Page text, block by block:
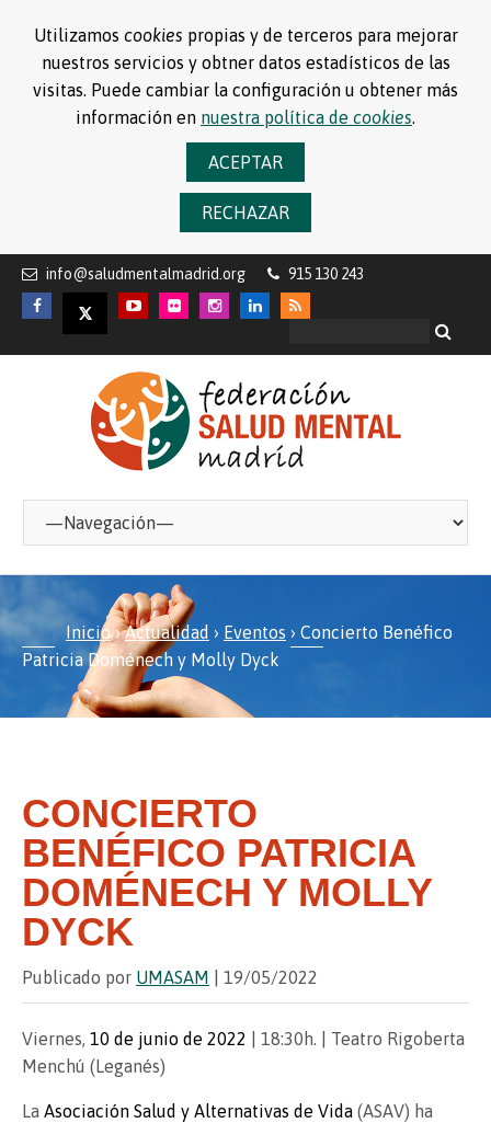
Utilizamos cookies propias y de terceros para mejorar
nuestros servicios y obtner datos estadísticos de las
visitas. Puede cambiar la configuración u obtener más
información en nuestra política de cookies.
ACEPTAR
RECHAZAR
info@saludmentalmadrid.org 915 130 243
Inicio›Actualidad › Eventos › Concierto Benéfico
Patricia Doménech y Molly Dyck
CONCIERTO
BENÉFICO PATRICIA
DOMÉNECH Y MOLLY
DYCK
Publicado por UMASAM | 19/05/2022
Viernes, 10 de junio de 2022
| 18:30h. | Teatro Rigoberta
Menchú (Leganés)
La Asociación Salud y Alternativas de Vida (ASAV) ha